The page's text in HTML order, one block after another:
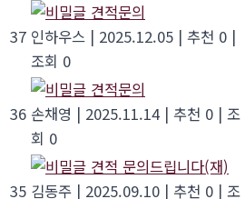
37
견적문의
인하우스 | 2025.12.05 | 추천 0 |
조회 0
36
견적문의
손채영 | 2025.11.14 | 추천 0 | 조
회 0
35
견적 문의드립니다(재)
김동주 | 2025.09.10 | 추천 0 | 조